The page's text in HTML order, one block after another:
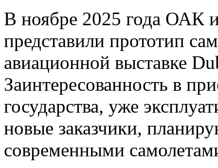
В ноябре 2025 года ОАК
представили прототип
авиационной выставке
Заинтересованность в
государства, уже
новые заказчики,
современными